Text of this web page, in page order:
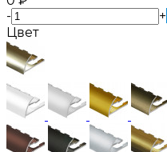
-
+
Цвет